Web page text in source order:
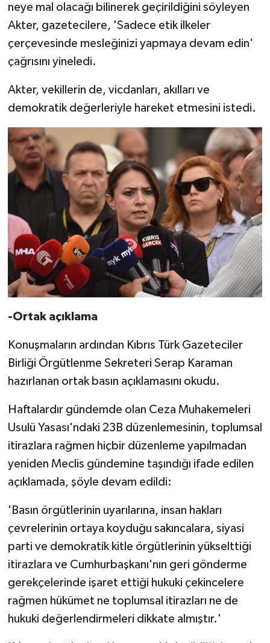
neye mal olacağı bilinerek geçirildiğini söyleyen
Akter, gazetecilere, 'Sadece etik ilkeler
çerçevesinde mesleğinizi yapmaya devam edin'
çağrısını yineledi.
Akter, vekillerin de, vicdanları, akılları ve
demokratik değerleriyle hareket etmesini istedi.
-Ortak açıklama
Konuşmaların ardından Kıbrıs Türk Gazeteciler
Birliği Örgütlenme Sekreteri Serap Karaman
hazırlanan ortak basın açıklamasını okudu.
Haftalardır gündemde olan Ceza Muhakemeleri
Usulü Yasası'ndaki 23B düzenlemesinin, toplumsal
itirazlara rağmen hiçbir düzenleme yapılmadan
yeniden Meclis gündemine taşındığı ifade edilen
açıklamada, şöyle devam edildi:
'Basın örgütlerinin uyarılarına, insan hakları
çevrelerinin ortaya koyduğu sakıncalara, siyasi
parti ve demokratik kitle örgütlerinin yükselttiği
itirazlara ve Cumhurbaşkanı'nın geri gönderme
gerekçelerinde işaret ettiği hukuki çekincelere
rağmen hükümet ne toplumsal itirazları ne de
hukuki değerlendirmeleri dikkate almıştır.'